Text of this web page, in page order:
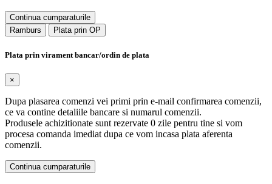
Continua cumparaturile
Ramburs
Plata prin OP
Plata prin virament bancar/ordin de plata
×
Dupa plasarea comenzi vei primi prin e-mail confirmarea comenzii,
ce va contine detaliile bancare si numarul comenzii.
Produsele achizitionate sunt rezervate 0 zile pentru tine si vom
procesa comanda imediat dupa ce vom incasa plata aferenta
comenzii.
Continua cumparaturile